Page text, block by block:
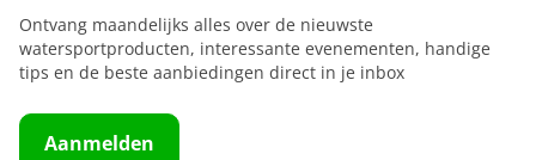
Ontvang maandelijks alles over de nieuwste
watersportproducten, interessante evenementen, handige
tips en de beste aanbiedingen direct in je inbox
Aanmelden